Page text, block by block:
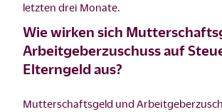
letzten drei Monate.
Wie wirken sich
Arbeitgeberzuschuss auf
Elterngeld aus?
Mutterschaftsgeld und